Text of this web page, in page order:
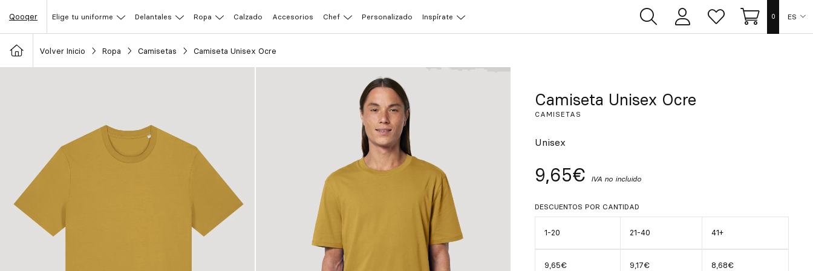
Qooqer Elige tu uniforme Delantales Ropa Calzado Accesorios Chef Personalizado Inspírate
Área
de
Lista
de
Carrito
0 ES
Volver Inicio Ropa Camisetas Camiseta Unisex Ocre
Camiseta Unisex Ocre
CAMISETAS
Unisex
9,65€ IVA no incluido
DESCUENTOS POR CANTIDAD
1-20 21-40 41+
9,65€ 9,17€ 8,68€